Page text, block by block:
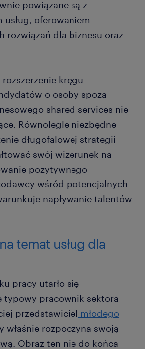
powiązane są z
oferowaniem
rozwiązań dla biznesu oraz
rozszerzenie kręgu
o osoby spoza
shared services nie
Równolegle niezbędne
długofalowej strategii
swój wizerunek na
pozytywnego
wśród potencjalnych
napływanie talentów
temat usług dla
pracy utarło się
typowy pracownik sektora
przedstawiciel młodego
właśnie rozpoczyna swoją
Obraz ten nie do końca